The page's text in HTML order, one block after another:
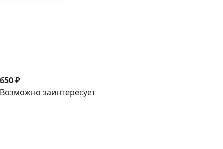
650 ₽
Возможно заинтересует